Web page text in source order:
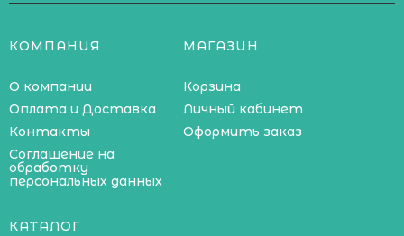
КОМПАНИЯ
О компании
Оплата и Доставка
Контакты
Соглашение на
обработку
персональных данных
МАГАЗИН
Корзина
Личный кабинет
Оформить заказ
КАТАЛОГ